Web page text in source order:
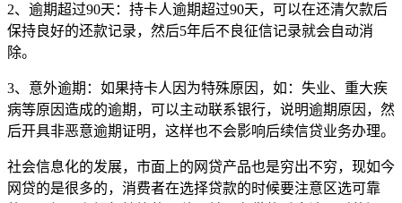
2、逾期超过90天：持卡人逾期超过90天，可以在还清欠款后
保持良好的还款记录，然后5年后不良征信记录就会自动消
除。
3、意外逾期：如果持卡人因为特殊原因，如：失业、重大疾
病等原因造成的逾期，可以主动联系银行，说明逾期原因，然
后开具非恶意逾期证明，这样也不会影响后续信贷业务办理。
社会信息化的发展，市面上的网贷产品也是穷出不穷，现如今
网贷的是很多的，消费者在选择贷款的时候要注意区选可靠